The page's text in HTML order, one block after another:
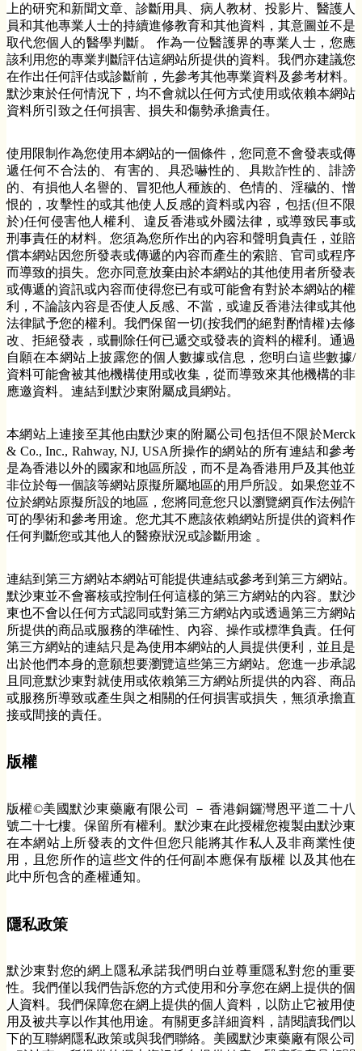
上的研究和新聞文章、診斷用具、病人教材、投影片、醫護人
員和其他專業人士的持續進修教育和其他資料，其意圖並不是
取代您個人的醫學判斷。 作為一位醫護界的專業人士，您應
該利用您的專業判斷評估這網站所提供的資料。我們亦建議您
在作出任何評估或診斷前，先參考其他專業資料及參考材料。
默沙東於任何情況下，均不會就以任何方式使用或依賴本網站
資料所引致之任何損害、損失和傷勢承擔責任。
使用限制作為您使用本網站的一個條件，您同意不會發表或傳
遞任何不合法的、有害的、具恐嚇性的、具欺詐性的、誹謗
的、有損他人名譽的、冒犯他人種族的、色情的、淫穢的、憎
恨的，攻擊性的或其他使人反感的資料或內容，包括(但不限
於)任何侵害他人權利、違反香港或外國法律，或導致民事或
刑事責任的材料。您須為您所作出的內容和聲明負責任，並賠
償本網站因您所發表或傳遞的內容而產生的索賠、官司或程序
而導致的損失。您亦同意放棄由於本網站的其他使用者所發表
或傳遞的資訊或內容而使得您已有或可能會有對於本網站的權
利，不論該內容是否使人反感、不當，或違反香港法律或其他
法律賦予您的權利。我們保留一切(按我們的絕對酌情權)去修
改、拒絕發表，或刪除任何已遞交或發表的資料的權利。通過
自願在本網站上披露您的個人數據或信息，您明白這些數據/
資料可能會被其他機構使用或收集，從而導致來其他機構的非
應邀資料。連結到默沙東附屬成員網站。
本網站上連接至其他由默沙東的附屬公司包括但不限於Merck
& Co., Inc., Rahway, NJ, USA所操作的網站的所有連結和參考
是為香港以外的國家和地區所設，而不是為香港用戶及其他並
非位於每一個該等網站原擬所屬地區的用戶所設。如果您並不
位於網站原擬所設的地區，您將同意您只以瀏覽網頁作法例許
可的學術和參考用途。您尤其不應該依賴網站所提供的資料作
任何判斷您或其他人的醫療狀況或診斷用途 。
連結到第三方網站本網站可能提供連結或參考到第三方網站。
默沙東並不會審核或控制任何這樣的第三方網站的內容。默沙
東也不會以任何方式認同或對第三方網站內或透過第三方網站
所提供的商品或服務的準確性、內容、操作或標準負責。任何
第三方網站的連結只是為使用本網站的人員提供便利，並且是
出於他們本身的意願想要瀏覽這些第三方網站。您進一步承認
且同意默沙東對就使用或依賴第三方網站所提供的內容、商品
或服務所導致或產生與之相關的任何損害或損失，無須承擔直
接或間接的責任。
版權
版權©美國默沙東藥廠有限公司 － 香港銅鑼灣恩平道二十八
號二十七樓。保留所有權利。默沙東在此授權您複製由默沙東
在本網站上所發表的文件但您只能將其作私人及非商業性使
用，且您所作的這些文件的任何副本應保有版權 以及其他在
此中所包含的產權通知。
隱私政策
默沙東對您的網上隱私承諾我們明白並尊重隱私對您的重要
性。我們僅以我們告訴您的方式使用和分享您在網上提供的個
人資料。我們保障您在網上提供的個人資料，以防止它被用使
用及被共享以作其他用途。有關更多詳細資料，請閱讀我們以
下的互聯網隱私政策或與我們聯絡。美國默沙東藥廠有限公司